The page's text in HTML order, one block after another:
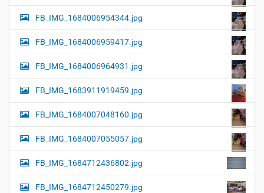
FB_IMG_1684006954344.jpg
FB_IMG_1684006959417.jpg
FB_IMG_1684006964931.jpg
FB_IMG_1683911919459.jpg
FB_IMG_1684007048160.jpg
FB_IMG_1684007055057.jpg
FB_IMG_1684712436802.jpg
FB_IMG_1684712450279.jpg